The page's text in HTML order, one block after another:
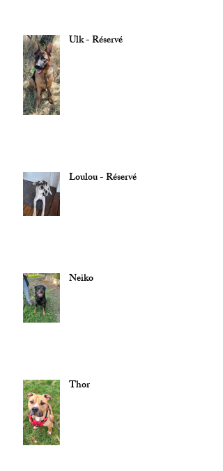
Ulk - Réservé
Loulou - Réservé
Neiko
Thor